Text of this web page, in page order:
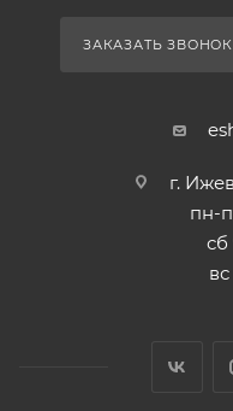
ЗАКАЗАТЬ ЗВОНОК
г.
пн-
сб